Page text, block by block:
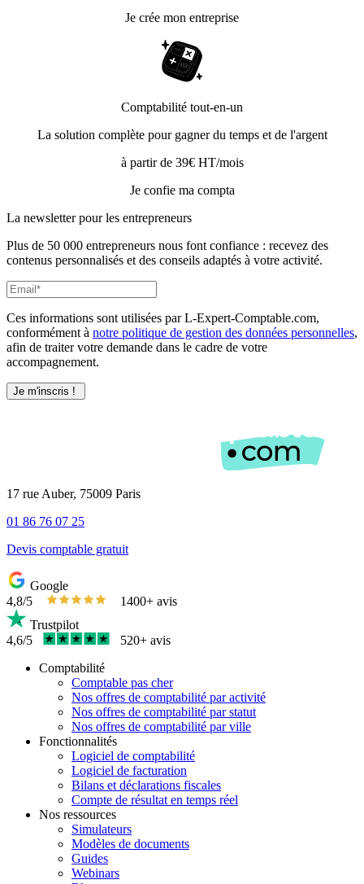
Je crée mon entreprise
Comptabilité tout-en-un
La solution complète pour gagner du temps et de l'argent
à partir de 39€ HT/mois
Je confie ma compta
La newsletter pour les entrepreneurs
Plus de 50 000 entrepreneurs nous font confiance : recevez des
contenus personnalisés et des conseils adaptés à votre activité.
Ces informations sont utilisées par L-Expert-Comptable.com,
conformément à notre politique de gestion des données personnelles,
afin de traiter votre demande dans le cadre de votre
accompagnement.
17 rue Auber, 75009 Paris
01 86 76 07 25
Devis comptable gratuit
Google
4,8/5
1400+ avis
Trustpilot
4,6/5
520+ avis
Comptabilité
Comptable pas cher
Nos offres de comptabilité par activité
Nos offres de comptabilité par statut
Nos offres de comptabilité par ville
Fonctionnalités
Logiciel de comptabilité
Logiciel de facturation
Bilans et déclarations fiscales
Compte de résultat en temps réel
Nos ressources
Simulateurs
Modèles de documents
Guides
Webinars